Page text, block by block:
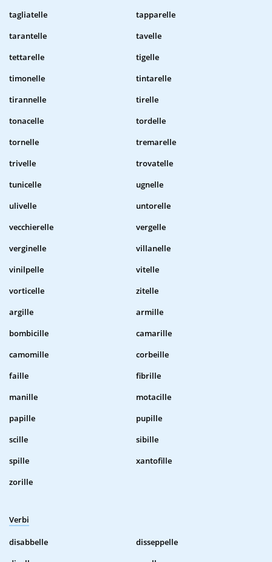
tagliatelle
tapparelle
tarantelle
tavelle
tettarelle
tigelle
timonelle
tintarelle
tirannelle
tirelle
tonacelle
tordelle
tornelle
tremarelle
trivelle
trovatelle
tunicelle
ugnelle
ulivelle
untorelle
vecchierelle
vergelle
verginelle
villanelle
vinilpelle
vitelle
vorticelle
zitelle
argille
armille
bombicille
camarille
camomille
corbeille
faille
fibrille
manille
motacille
papille
pupille
scille
sibille
spille
xantofille
zorille
Verbi
disabbelle
disseppelle